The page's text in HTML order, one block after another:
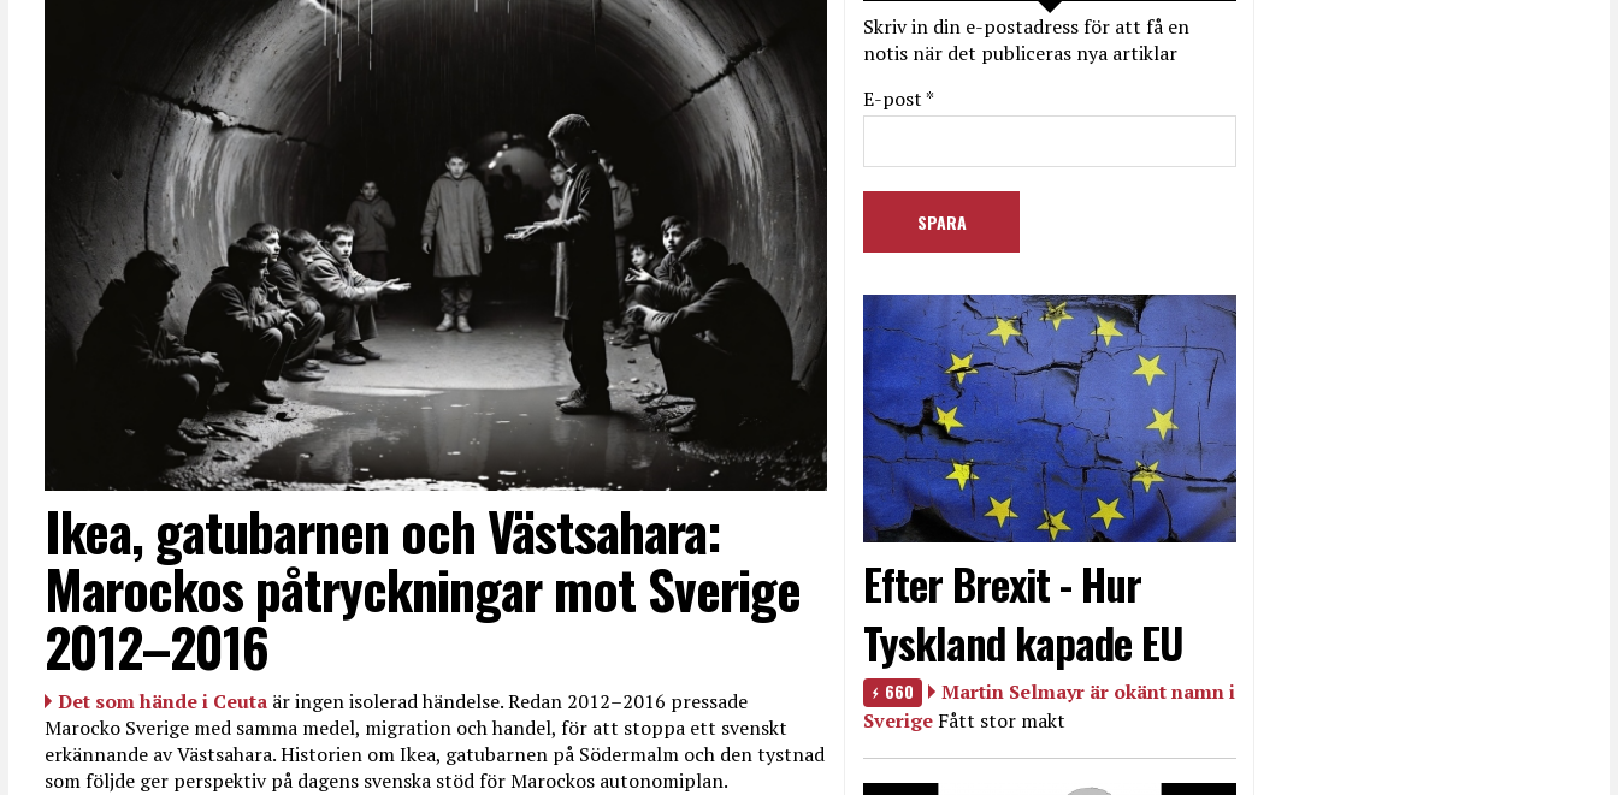
Ikea, gatubarnen och Västsahara:
Marockos påtryckningar mot Sverige
2012–2016
Det som hände i Ceuta är ingen isolerad händelse. Redan 2012–2016 pressade
Marocko Sverige med samma medel, migration och handel, för att stoppa ett svenskt
erkännande av Västsahara. Historien om Ikea, gatubarnen på Södermalm och den tystnad
som följde ger perspektiv på dagens svenska stöd för Marockos autonomiplan.
Skriv in din e-postadress för att få en
notis när det publiceras nya artiklar
E-post *
Efter Brexit - Hur
Tyskland kapade EU
660
Martin Selmayr är okänt namn i
Sverige Fått stor makt